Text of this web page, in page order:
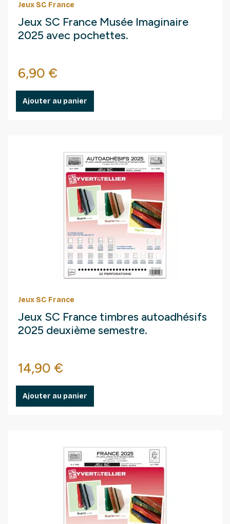
Jeux SC France
Jeux SC France Musée Imaginaire
2025 avec pochettes.
Prix
6,90 €
Ajouter au panier
Jeux SC France
Jeux SC France timbres autoadhésifs
2025 deuxième semestre.
Prix
14,90 €
Ajouter au panier